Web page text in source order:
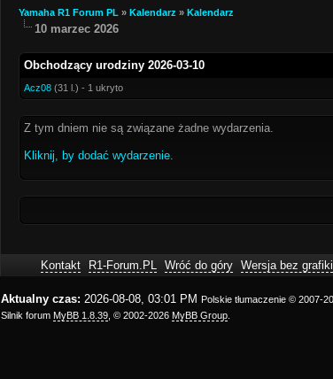
Yamaha R1 Forum PL » Kalendarz » Kalendarz
10 marzec 2026
Obchodzący urodziny 2026-03-10
Acz08 (31 l.) - 1 ukryto
Z tym dniem nie są związane żadne wydarzenia.
Kliknij, by dodać wydarzenie.
Kontakt R1-Forum.PL Wróć do góry Wersja bez grafiki
Aktualny czas: 2026-08-08, 03:01 PM Polskie tłumaczenie © 2007-
Silnik forum MyBB 1.8.39 , © 2002-2026 MyBB Group